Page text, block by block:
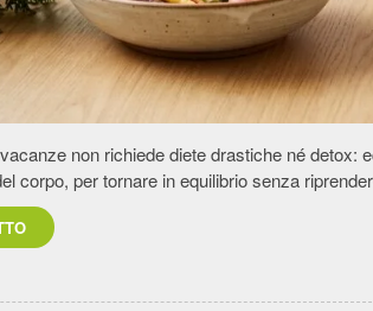
non richiede diete drastiche né
corpo, per tornare in equilibrio senza